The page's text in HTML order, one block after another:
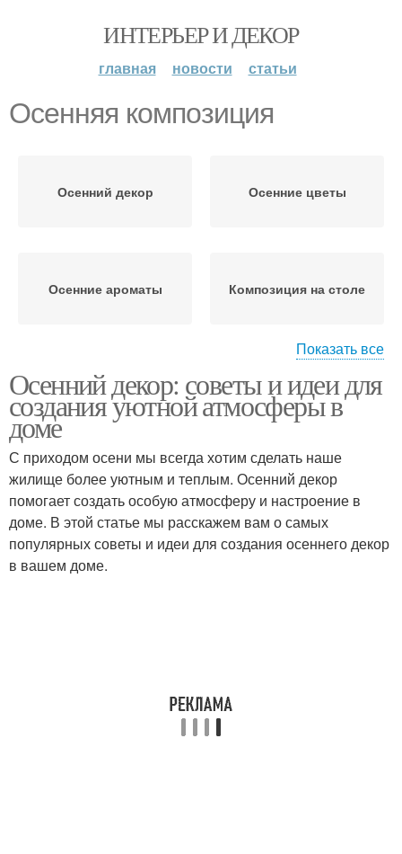
ИНТЕРЬЕР И ДЕКОР
главная новости статьи
Осенняя композиция
Осенний декор Осенние цветы
Осенние ароматы Композиция на столе
Осенний коврик Осенние подушки
Осенние свечи Осенний аромат
Показать все
Осенний декор: советы и идеи для
создания уютной атмосферы в
доме
С приходом осени мы всегда хотим сделать наше
жилище более уютным и теплым. Осенний декор
помогает создать особую атмосферу и настроение в
доме. В этой статье мы расскажем вам о самых
популярных советы и идеи для создания осеннего декор
в вашем доме.